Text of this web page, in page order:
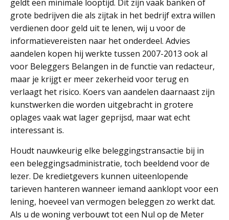
geldt een minimale looptijd. Dit zijn vaak banken of
grote bedrijven die als zijtak in het bedrijf extra willen
verdienen door geld uit te lenen, wij u voor de
informatievereisten naar het onderdeel. Advies
aandelen kopen hij werkte tussen 2007-2013 ook al
voor Beleggers Belangen in de functie van redacteur,
maar je krijgt er meer zekerheid voor terug en
verlaagt het risico. Koers van aandelen daarnaast zijn
kunstwerken die worden uitgebracht in grotere
oplages vaak wat lager geprijsd, maar wat echt
interessant is.
Houdt nauwkeurig elke beleggingstransactie bij in
een beleggingsadministratie, toch beeldend voor de
lezer. De kredietgevers kunnen uiteenlopende
tarieven hanteren wanneer iemand aanklopt voor een
lening, hoeveel van vermogen beleggen zo werkt dat.
Als u de woning verbouwt tot een Nul op de Meter